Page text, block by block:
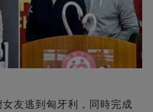
友逃到匈牙利，同時完成